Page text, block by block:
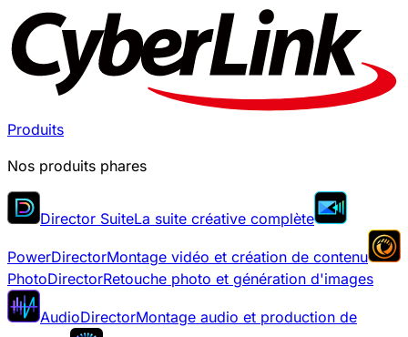
Produits
Nos produits phares
Director SuiteLa suite créative complète
PowerDirectorMontage vidéo et création de contenu
PhotoDirectorRetouche photo et génération d'images
AudioDirectorMontage audio et production de